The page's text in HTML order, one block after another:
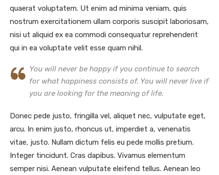
quaerat voluptatem. Ut enim ad minima veniam, quis
nostrum exercitationem ullam corporis suscipit laboriosam,
nisi ut aliquid ex ea commodi consequatur reprehenderit
qui in ea voluptate velit esse quam nihil.
You will never be happy if you continue to search
for what happiness consists of. You will never live if
you are looking for the meaning of life.
Donec pede justo, fringilla vel, aliquet nec, vulputate eget,
arcu. In enim justo, rhoncus ut, imperdiet a, venenatis
vitae, justo. Nullam dictum felis eu pede mollis pretium.
Integer tincidunt. Cras dapibus. Vivamus elementum
semper nisi. Aenean vulputate eleifend tellus. Aenean leo